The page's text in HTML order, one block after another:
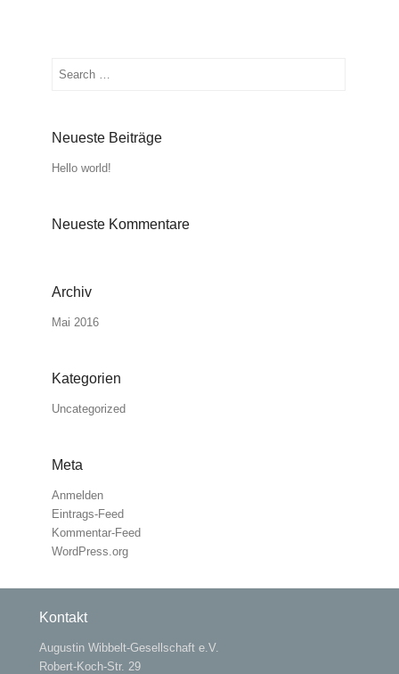
Suchen
Neueste Beiträge
Hello world!
Neueste Kommentare
Archiv
Mai 2016
Kategorien
Uncategorized
Meta
Anmelden
Eintrags-Feed
Kommentar-Feed
WordPress.org
Kontakt
Augustin Wibbelt-Gesellschaft e.V.
Robert-Koch-Str. 29